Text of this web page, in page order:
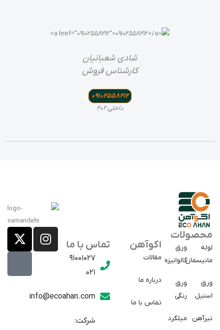
شادی شعبانیان
کارشناس فروش
09102558212
داخلی 202
محصولات
لوله
مانیسمان
ورق
استیل
تیرآهن
ورق
گالوانیزه
ورق
رنگی
میلگرد
اکوآهن
مقالات
درباره ما
تماس با ما
تماس با ما
91001027
021
info@ecoahan.com
شرکت:
I
n
s
g
X
-
t
i
E
a
p
r